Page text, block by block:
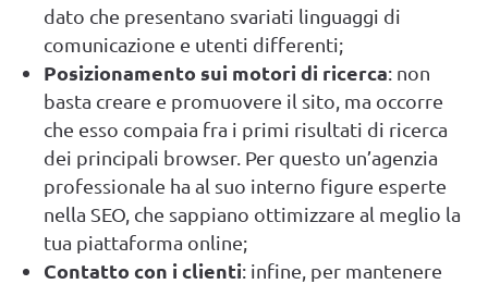
dato che presentano svariati linguaggi di
comunicazione e utenti differenti;
Posizionamento sui motori di ricerca: non
basta creare e promuovere il sito, ma occorre
che esso compaia fra i primi risultati di ricerca
dei principali browser. Per questo un’agenzia
professionale ha al suo interno figure esperte
nella SEO, che sappiano ottimizzare al meglio la
tua piattaforma online;
Contatto con i clienti: infine, per mantenere